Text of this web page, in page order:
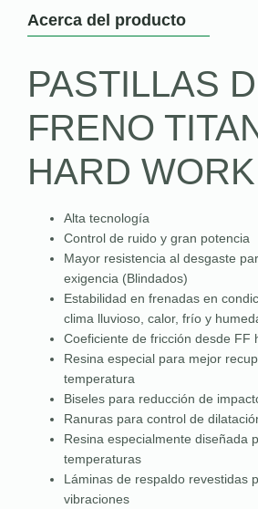
Acerca del producto
PASTILLAS
FRENO
HARD WORK
Alta tecnología
Control de ruido y gran potencia
Mayor resistencia al desgaste
exigencia (Blindados)
Estabilidad en frenadas en
clima lluvioso, calor, frío y
Coeficiente de fricción desde FF
Resina especial para mejor
temperatura
Biseles para reducción de
Ranuras para control de
Resina especialmente diseñada
temperaturas
Láminas de respaldo revestidas
vibraciones